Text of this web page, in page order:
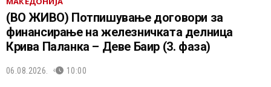
(ВО ЖИВО) Потпишување договори за
финансирање на железничката делница
Крива Паланка – Деве Баир (3. фаза)
06.08.2026. 10:00